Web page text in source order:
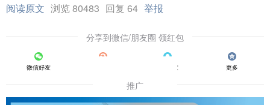
阅读原文 浏览 80483 回复 64 举报
分享到微信/朋友圈 领红包
微信好友 QQ好友 更多
推广